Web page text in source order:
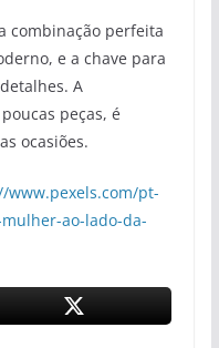
combinação perfeita
e a chave para
A
peças, é
ocasiões.
www.pexels.com/pt-
ao-lado-da-